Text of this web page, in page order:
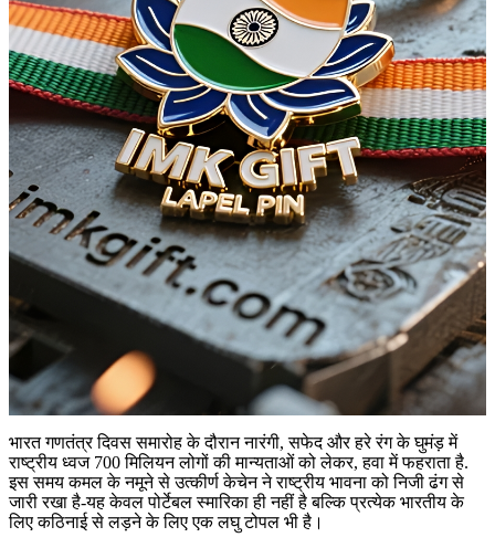
भारत गणतंत्र दिवस समारोह के दौरान नारंगी, सफेद और हरे रंग के घुमंड़ में
राष्ट्रीय ध्वज 700 मिलियन लोगों की मान्यताओं को लेकर, हवा में फहराता है.
इस समय कमल के नमूने से उत्कीर्ण केचेन ने राष्ट्रीय भावना को निजी ढंग से
जारी रखा है-यह केवल पोर्टेबल स्मारिका ही नहीं है बल्कि प्रत्येक भारतीय के
लिए कठिनाई से लड़ने के लिए एक लघु टोपल भी है।